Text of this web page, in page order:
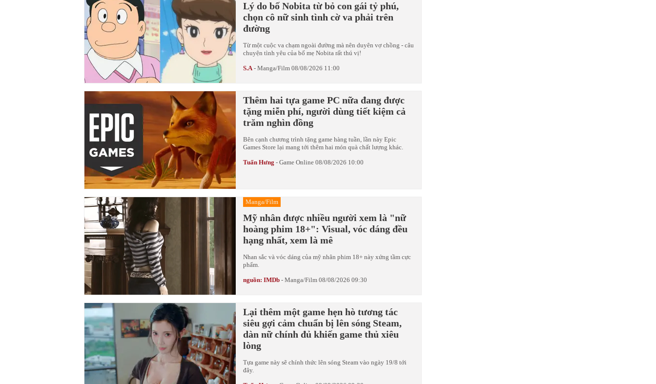
Lý do bố Nobita từ bỏ con gái tỷ phú,
chọn cô nữ sinh tình cờ va phải trên
đường
Từ một cuộc va chạm ngoài đường mà nên duyên vợ chồng - câu
chuyện tình yêu của bố mẹ Nobita rất thú vị!
S.A- Manga/Film 08/08/2026 11:00
Thêm hai tựa game PC nữa đang được
tặng miễn phí, người dùng tiết kiệm cả
trăm nghìn đồng
Bên cạnh chương trình tặng game hàng tuần, lần này Epic
Games Store lại mang tới thêm hai món quà chất lượng khác.
Tuấn Hưng - Game Online 08/08/2026 10:00
Manga/Film
Mỹ nhân được nhiều người xem là "nữ
hoàng phim 18+": Visual, vóc dáng đều
hạng nhất, xem là mê
Nhan sắc và vóc dáng của mỹ nhân phim 18+ này xứng tầm cực
phẩm.
nguồn: IMDb - Manga/Film 08/08/2026 09:30
Lại thêm một game hẹn hò tương tác
siêu gợi cảm chuẩn bị lên sóng Steam,
dàn nữ chính đủ khiến game thủ xiêu
lòng
Tựa game này sẽ chính thức lên sóng Steam vào ngày 19/8 tới
đây.